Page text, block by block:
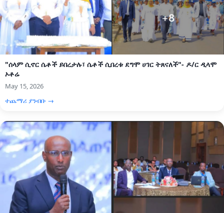
"ሰላም ሲኖር ሴቶች ይበረታሉ፣ ሴቶች ሲበረቱ ደግሞ ሀገር ትጸናለች"- ዶ/ር ዲላሞ
ኦቶሬ
May 15, 2026
ተጨማሪ ያንብቡ →